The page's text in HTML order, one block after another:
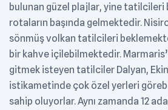
bulunan güzel plajlar, yine tatilcileri
rotaların başında gelmektedir.
sönmüş volkan tatilcileri
bir kahve içilebilmektedir.
gitmek isteyen tatilciler Dalyan,
istikametinde çok özel yerleri
sahip oluyorlar. Aynı zamanda 12